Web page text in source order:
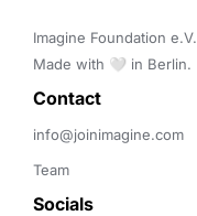
Imagine Foundation e.V.
Made with 🤍 in Berlin.
Contact
info@joinimagine.com
Team
Socials